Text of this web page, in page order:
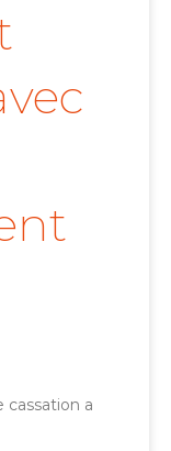
cassation a